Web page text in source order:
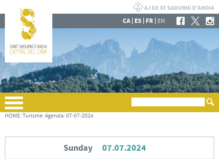
CA| ES | FR | EN
HOME: Turisme: Agenda: 07-07-2024
Sunday 07.07.2024